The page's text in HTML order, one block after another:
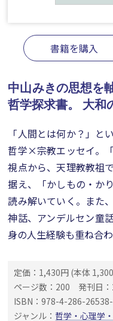
書籍を購入
中山みきの思想を
哲学探求書。
大和
「人間とは何か？」と
哲学×宗教エッセイ。
視点から、天理教教祖
据え、「かしもの・か
読み解いていく。また
神話、アンデルセン童
身の人生経験も重ね合
定価：1,430円 (本体
ページ数：200
発刊日
ISBN：978-4-286-
ジャンル：哲学・心理学